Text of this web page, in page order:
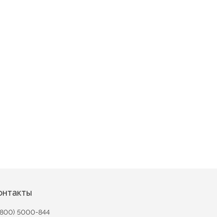
5000-844